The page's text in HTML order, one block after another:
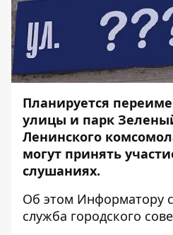
Планируется
улицы и парк
Ленинского
могут принять
слушаниях.
Об этом Информатору
служба городского